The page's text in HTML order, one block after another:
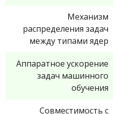
Механизм
распределения задач
между типами ядер
Аппаратное ускорение
задач машинного
обучения
Совместимость с